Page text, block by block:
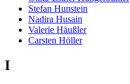
Stefan Hunstein
Nadira Husain
Valerie Häußler
Carsten Höller
I